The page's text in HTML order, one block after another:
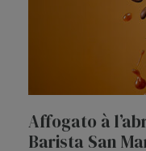
Affogato à
Barista San